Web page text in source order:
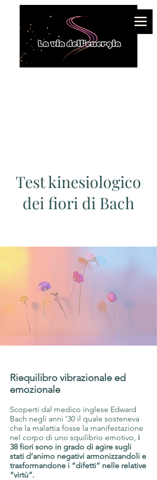
Test kinesiologico
dei fiori di Bach
Riequilibro vibrazionale ed
emozionale
Scoperti dal medico inglese Edward
Bach negli anni ’30 il quale sosteneva
che la malattia fosse la manifestazione
nel corpo di uno squilibrio emotivo, i
38 fiori sono in grado di agire sugli
stati d’animo negativi armonizzandoli e
trasformandone i “difetti” nelle relative
“virtù”.